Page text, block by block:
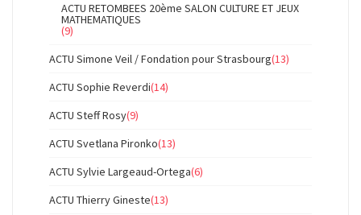
ACTU RETOMBEES 20ème SALON CULTURE ET JEUX
MATHEMATIQUES
(9)
ACTU Simone Veil / Fondation pour Strasbourg(13)
ACTU Sophie Reverdi(14)
ACTU Steff Rosy(9)
ACTU Svetlana Pironko(13)
ACTU Sylvie Largeaud-Ortega(6)
ACTU Thierry Gineste(13)